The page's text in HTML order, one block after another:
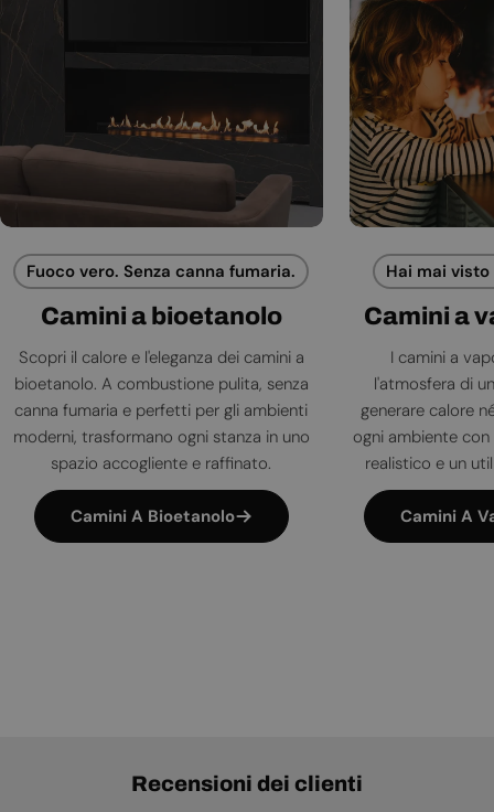
Fuoco vero. Senza canna fumaria.
Camini a bioetanolo
Scopri il calore e l'eleganza dei camini a
bioetanolo. A combustione pulita, senza
canna fumaria e perfetti per gli ambienti
moderni, trasformano ogni stanza in uno
spazio accogliente e raffinato.
Camini A Bioetanolo
Hai mai
Camini a
I camini a
l'atmosfera di
generare calore
ogni ambiente
realistico e un
Camini A
Recensioni dei clienti